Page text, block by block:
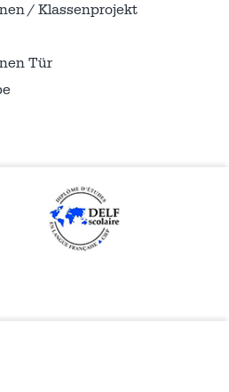
/ Klassenprojekt
Tür